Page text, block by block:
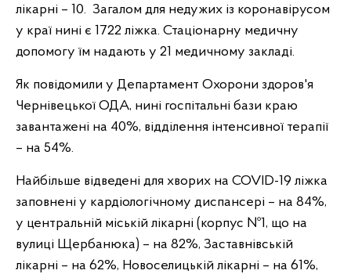
лікарні – 10. Загалом для недужих із коронавірусом
у краї нині є 1722 ліжка. Стаціонарну медичну
допомогу їм надають у 21 медичному закладі.
Як повідомили у Департамент Охорони здоров'я
Чернівецької ОДА, нині госпітальні бази краю
завантажені на 40%, відділення інтенсивної терапії
– на 54%.
Найбільше відведені для хворих на COVID-19 ліжка
заповнені у кардіологічному диспансері – на 84%,
у центральній міській лікарні (корпус №1, що на
вулиці Щербанюка) – на 82%, Заставнівській
лікарні – на 62%, Новоселицькій лікарні – на 61%,